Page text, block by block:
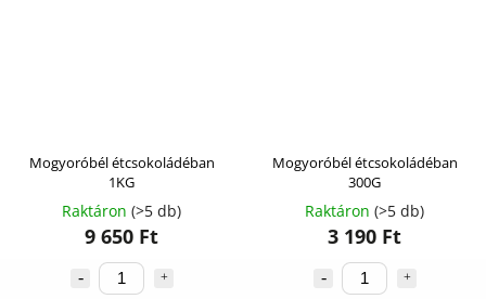
Mogyoróbél étcsokoládéban
1KG
Raktáron (>5 db)
9 650 Ft
Mogyoróbél étcsokoládéban
300G
Raktáron (>5 db)
3 190 Ft